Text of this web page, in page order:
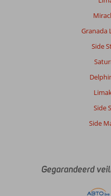
Granada
Side
Side
Side
Gegarandeerd